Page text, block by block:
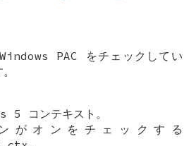
PAC をチェックしてい
コンテキスト。
がオンをチェックする